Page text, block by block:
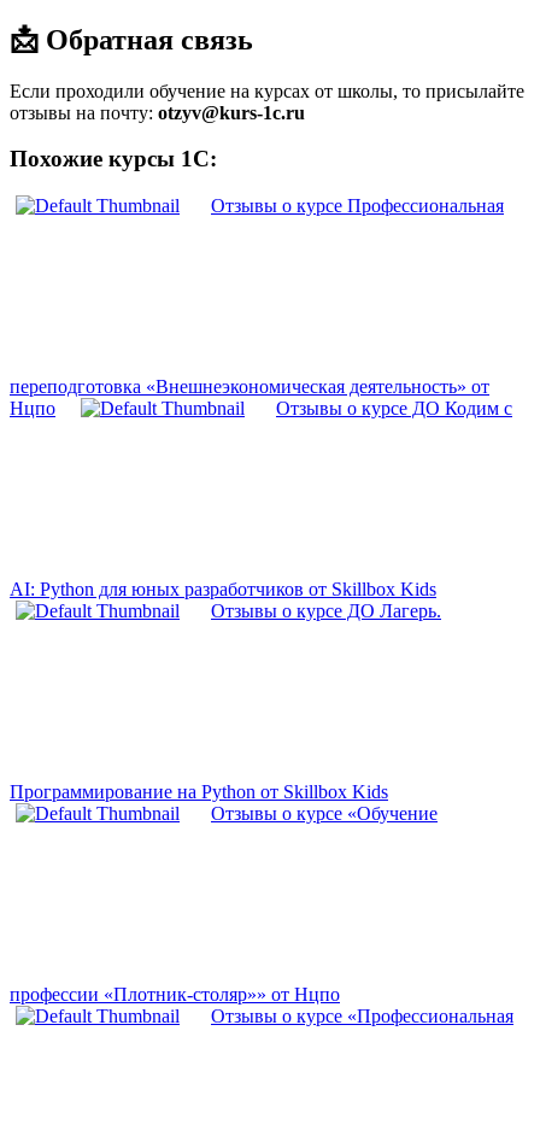
📩 Обратная связь
Если проходили обучение на курсах от школы, то присылайте
отзывы на почту: otzyv@kurs-1c.ru
Похожие курсы 1С:
Отзывы о курсе Профессиональная
переподготовка «Внешнеэкономическая деятельность» от
Нцпо
Отзывы о курсе ДО Кодим с
AI: Python для юных разработчиков от Skillbox Kids
Отзывы о курсе ДО Лагерь.
Программирование на Python от Skillbox Kids
Отзывы о курсе «Обучение
профессии «Плотник-столяр»» от Нцпо
Отзывы о курсе «Профессиональная